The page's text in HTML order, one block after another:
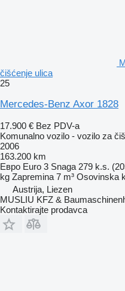
čišćenje ulica
25
Mercedes-Benz Axor 1828
17.900 € Bez PDV-a
Komunalno vozilo - vozilo za
2006
163.200 km
Евро Euro 3 Snaga 279 k.s.
kg Zapremina 7 m³ Osovinska
Austrija, Liezen
MUSLIU KFZ &
Kontaktirajte prodavca